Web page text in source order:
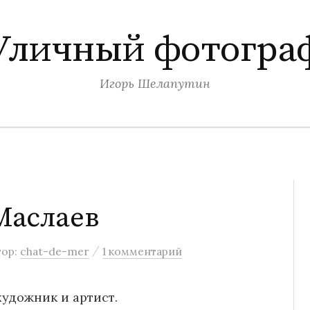
Игорь Шелапутин
chat-de-mer / 1 комментарий
и артист.